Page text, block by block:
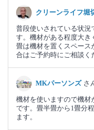
クリーンライフ堀
普段使いされている状況
す。機材がある程度大き
畳は機材を置くスペース
合はご予約時にご相談く
MKパーソンズ さ
機材を使いますので機材
です。畳半畳から1畳分
ます。